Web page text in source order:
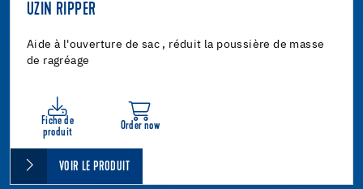
UZIN RIPPER
Aide à l'ouverture de sac , réduit la poussière de masse
de ragréage
Fiche de
produit
Order now
VOIR LE PRODUIT